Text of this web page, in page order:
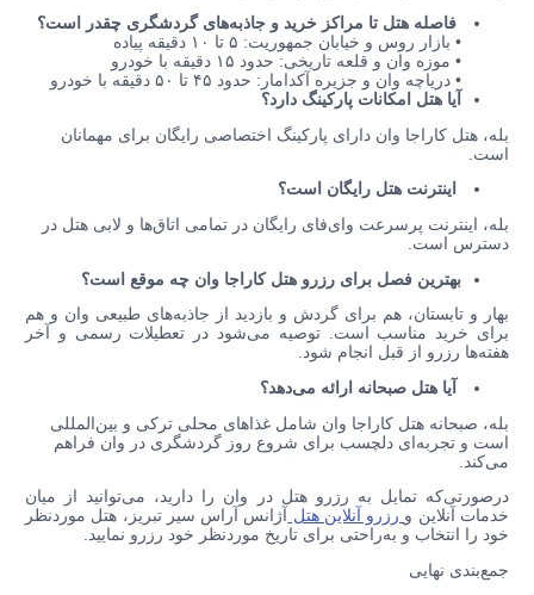
فاصله هتل تا مراکز خرید و جاذبه‌های گردشگری چقدر است؟
• بازار روس و خیابان جمهوریت: ۵ تا ۱۰ دقیقه پیاده
• موزه وان و قلعه تاریخی: حدود ۱۵ دقیقه با خودرو
• دریاچه وان و جزیره آکدامار: حدود ۴۵ تا ۵۰ دقیقه با خودرو
آیا هتل امکانات پارکینگ دارد؟
بله، هتل کاراجا وان دارای پارکینگ اختصاصی رایگان برای مهمانان
است.
اینترنت هتل رایگان است؟
بله، اینترنت پرسرعت وای‌فای رایگان در تمامی اتاق‌ها و لابی هتل در
دسترس است.
بهترین فصل برای رزرو هتل کاراجا وان چه موقع است؟
بهار و تابستان، هم برای گردش و بازدید از جاذبه‌های طبیعی وان و هم
برای خرید مناسب است. توصیه می‌شود در تعطیلات رسمی و آخر
هفته‌ها رزرو از قبل انجام شود.
آیا هتل صبحانه ارائه می‌دهد؟
بله، صبحانه هتل کاراجا وان شامل غذاهای محلی ترکی و بین‌المللی
است و تجربه‌ای دلچسب برای شروع روز گردشگری در وان فراهم
می‌کند.
درصورتی‌که تمایل به رزرو هتل در وان را دارید، می‌توانید از میان
خدمات آنلاین و رزرو آنلاین هتل
آژانس آراس سیر تبریز، هتل موردنظر
خود را انتخاب و به‌راحتی برای تاریخ موردنظر خود رزرو نمایید.
جمع‌بندی نهایی